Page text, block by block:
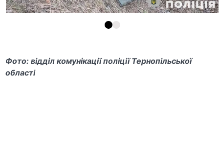
Фото: відділ комунікації поліції Тернопільської
області